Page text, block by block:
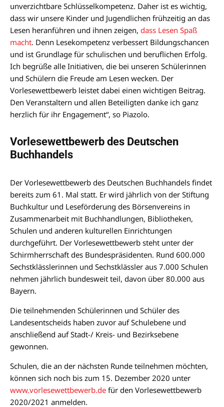
unverzichtbare Schlüsselkompetenz. Daher ist es wichtig,
dass wir unsere Kinder und Jugendlichen frühzeitig an das
Lesen heranführen und ihnen zeigen, dass Lesen Spaß
macht. Denn Lesekompetenz verbessert Bildungschancen
und ist Grundlage für schulischen und beruflichen Erfolg.
Ich begrüße alle Initiativen, die bei unseren Schülerinnen
und Schülern die Freude am Lesen wecken. Der
Vorlesewettbewerb leistet dabei einen wichtigen Beitrag.
Den Veranstaltern und allen Beteiligten danke ich ganz
herzlich für ihr Engagement“, so Piazolo.
Vorlesewettbewerb des Deutschen
Buchhandels
Der Vorlesewettbewerb des Deutschen Buchhandels findet
bereits zum 61. Mal statt. Er wird jährlich von der Stiftung
Buchkultur und Leseförderung des Börsenvereins in
Zusammenarbeit mit Buchhandlungen, Bibliotheken,
Schulen und anderen kulturellen Einrichtungen
durchgeführt. Der Vorlesewettbewerb steht unter der
Schirmherrschaft des Bundespräsidenten. Rund 600.000
Sechstklässlerinnen und Sechstklässler aus 7.000 Schulen
nehmen jährlich bundesweit teil, davon über 80.000 aus
Bayern.
Die teilnehmenden Schülerinnen und Schüler des
Landesentscheids haben zuvor auf Schulebene und
anschließend auf Stadt-/ Kreis- und Bezirksebene
gewonnen.
Schulen, die an der nächsten Runde teilnehmen möchten,
können sich noch bis zum 15. Dezember 2020 unter
www.vorlesewettbewerb.de für den Vorlesewettbewerb
2020/2021 anmelden.